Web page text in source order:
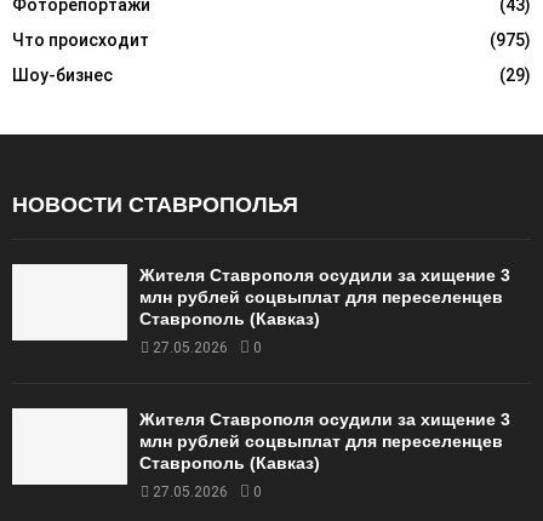
Фоторепортажи
(43)
Что происходит
(975)
Шоу-бизнес
(29)
НОВОСТИ СТАВРОПОЛЬЯ
Жителя Ставрополя осудили за хищение 3
млн рублей соцвыплат для переселенцев
Ставрополь (Кавказ)
27.05.2026 0
Жителя Ставрополя осудили за хищение 3
млн рублей соцвыплат для переселенцев
Ставрополь (Кавказ)
27.05.2026 0